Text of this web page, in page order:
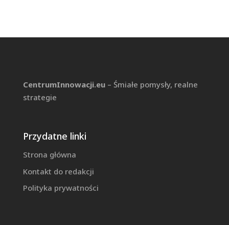
CentrumInnowacji.eu– Śmiałe pomysły, realne
strategie
Przydatne linki
Strona główna
Kontakt do redakcji
Polityka prywatności